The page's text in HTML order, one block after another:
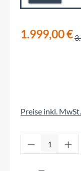
1.999,00 €
Preise inkl.
Produkt